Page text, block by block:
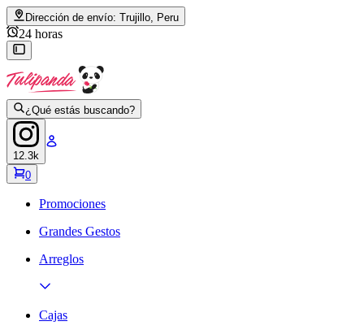
Dirección de envío: Trujillo, Peru
24 horas
¿Qué estás buscando?
12.3k
0
Promociones
Grandes Gestos
Arreglos
Cajas